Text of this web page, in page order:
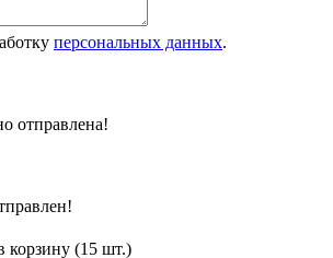
персональных данных.
отправлена!
корзину (15 шт.)